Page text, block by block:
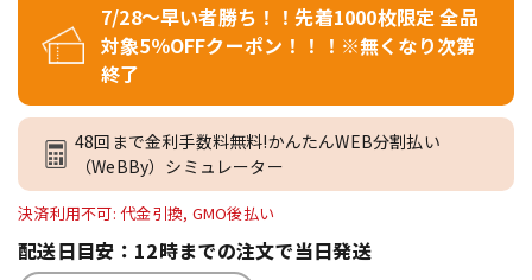
7/28～早い者勝ち！！先着1000枚限定 全品
対象5％OFFクーポン！！！※無くなり次第
終了
48回まで金利手数料無料!かんたんWEB分割払い
（WeBBy）シミュレーター
決済利用不可: 代金引換, GMO後払い
配送日目安：12時までの注文で当日発送